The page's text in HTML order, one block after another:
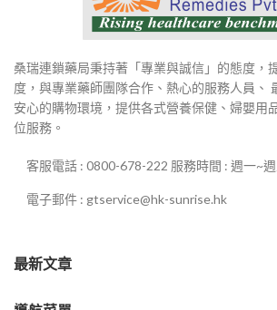
桑瑞連鎖藥局秉持著「專業與誠信」的態度，
度，與專業藥師團隊合作、熱心的服務人員、
安心的購物環境，提供各式營養保健、婦嬰用
位服務。
客服電話 : 0800-678-222 服務時間 : 週一~
電子郵件 : gtservice@hk-sunrise.hk
最新文章